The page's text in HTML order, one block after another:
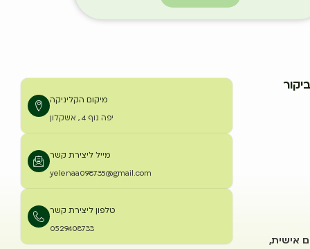
אישית,
מיקום הקליניקה
יפה נוף 4 , אשקלון
מייל ליצירת קשר
yelenaa098735@gmail.com
טלפון ליצירת קשר
0529408733